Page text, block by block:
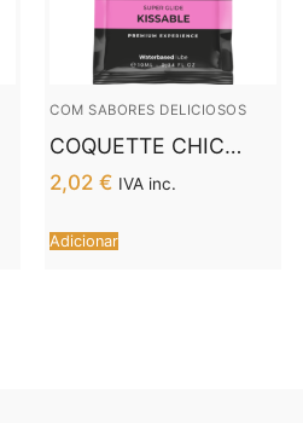
COM SABORES DELICIOSOS
COQUETTE CHIC
DESIRE™ –
LUBRIFICANTE
BEIJÁVEL À BASE DE
ÁGUA DE MORANGO
2,02 € IVA inc.
Adicionar